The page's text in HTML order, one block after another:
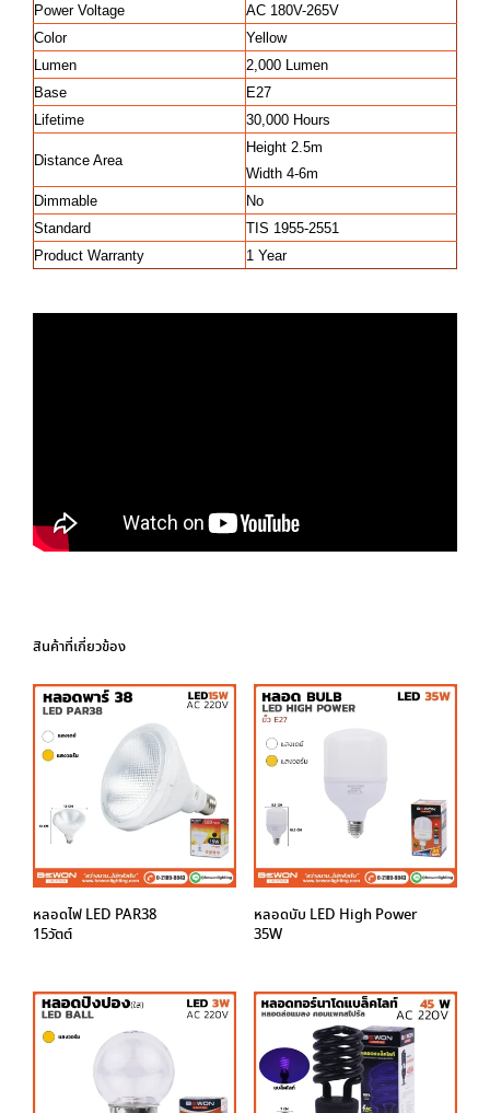
Power Voltage
AC 180V-265V
Color
Yellow
Lumen
2,000 Lumen
Base
E27
Lifetime
30,000 Hours
Distance Area
Height 2.5m
Width 4-6m
Dimmable
No
Standard
TIS 1955-2551
Product Warranty
1 Year
สินค้าที่เกี่ยวข้อง
หลอดไฟ LED PAR38
15วัตต์
หลอดบับ LED High Power
35W